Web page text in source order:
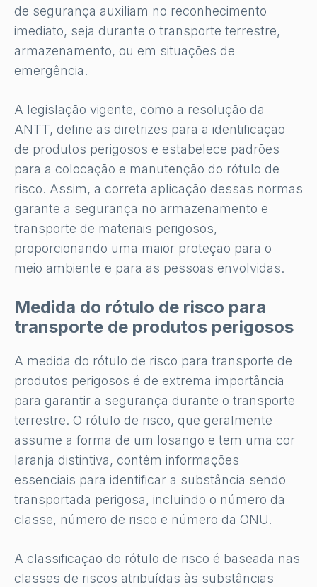
de segurança auxiliam no reconhecimento
imediato, seja durante o transporte terrestre,
armazenamento, ou em situações de
emergência.
A legislação vigente, como a resolução da
ANTT, define as diretrizes para a identificação
de produtos perigosos e estabelece padrões
para a colocação e manutenção do rótulo de
risco. Assim, a correta aplicação dessas normas
garante a segurança no armazenamento e
transporte de materiais perigosos,
proporcionando uma maior proteção para o
meio ambiente e para as pessoas envolvidas.
Medida do rótulo de risco para
transporte de produtos perigosos
A medida do rótulo de risco para transporte de
produtos perigosos é de extrema importância
para garantir a segurança durante o transporte
terrestre. O rótulo de risco, que geralmente
assume a forma de um losango e tem uma cor
laranja distintiva, contém informações
essenciais para identificar a substância sendo
transportada perigosa, incluindo o número da
classe, número de risco e número da ONU.
A classificação do rótulo de risco é baseada nas
classes de riscos atribuídas às substâncias